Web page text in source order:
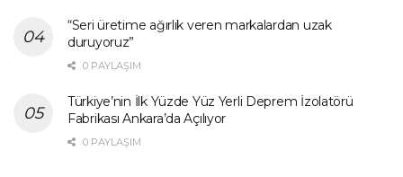
“Seri üretime ağırlık veren markalardan uzak
duruyoruz”
0 PAYLAŞIM
Türkiye’nin İlk Yüzde Yüz Yerli Deprem İzolatörü
Fabrikası Ankara’da Açılıyor
0 PAYLAŞIM